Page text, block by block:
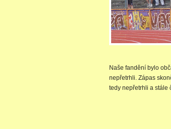
Naše fandění bylo
nepřetrhli. Zápas
tedy nepřetrhli a stále